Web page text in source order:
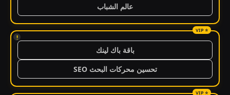
عالم الشباب
!
باقة باك لينك
تحسين محركات البحث SEO